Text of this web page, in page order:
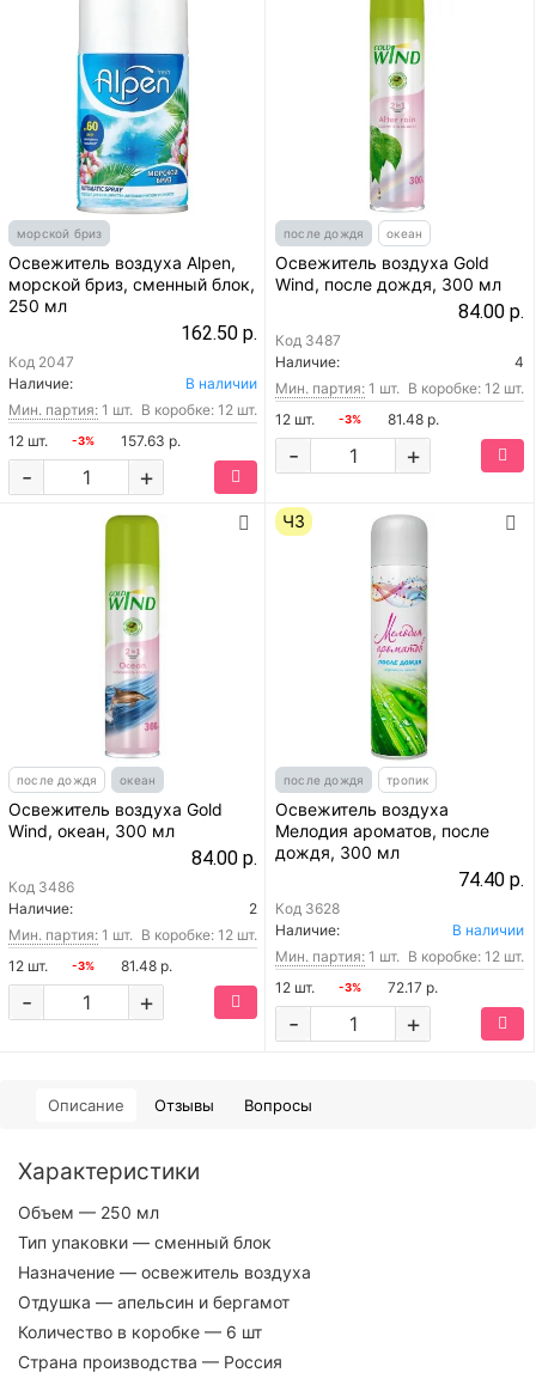
морской бриз
Освежитель воздуха Alpen,
морской бриз, сменный блок,
250 мл
162.50 р.
Код 2047
Наличие:
В наличии
Мин. партия: 1 шт. В коробке: 12 шт.
12 шт.
-3% 157.63 р.
+
-
после дождя океан
Освежитель воздуха Gold
Wind, после дождя, 300 мл
84.00 р.
Код 3487
Наличие:
4
Мин. партия: 1 шт. В коробке: 12 шт.
12 шт.
-3% 81.48 р.
+
-
после дождя океан
Освежитель воздуха Gold
Wind, океан, 300 мл
84.00 р.
Код 3486
Наличие:
2
Мин. партия: 1 шт. В коробке: 12 шт.
12 шт.
-3% 81.48 р.
+
-
ЧЗ
после дождя тропик
Освежитель воздуха
Мелодия ароматов, после
дождя, 300 мл
74.40 р.
Код 3628
Наличие:
В наличии
Мин. партия: 1 шт. В коробке: 12 шт.
12 шт.
-3% 72.17 р.
+
-
Описание Отзывы Вопросы
Характеристики
Объем — 250 мл
Тип упаковки — сменный блок
Назначение — освежитель воздуха
Отдушка — апельсин и бергамот
Количество в коробке — 6 шт
Страна производства — Россия